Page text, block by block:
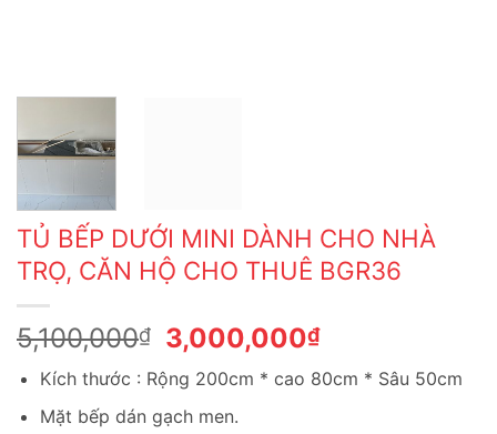
TỦ BẾP DƯỚI MINI DÀNH CHO NHÀ
TRỌ, CĂN HỘ CHO THUÊ BGR36
5,100,000₫
Giá
gốc
là:
5,100,000₫.
3,000,000₫Giá
tại
Kích thước : Rộng 200cm * cao 80cm * Sâu 50cm
Mặt bếp dán gạch men.